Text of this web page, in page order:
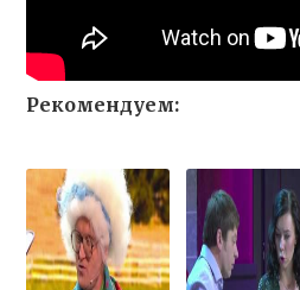
Рекомендуем: